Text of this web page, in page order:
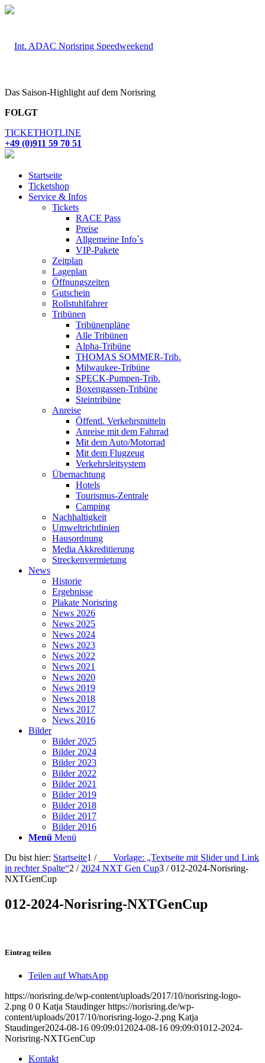
Das Saison-Highlight auf dem Norisring
FOLGT
TICKETHOTLINE
+49 (0)911 59 70 51
Startseite
Ticketshop
Service & Infos
Tickets
RACE Pass
Preise
Allgemeine Info´s
VIP-Pakete
Zeitplan
Lageplan
Öffnungszeiten
Gutschein
Rollstuhlfahrer
Tribünen
Tribünenpläne
Alle Tribünen
Alpha-Tribüne
THOMAS SOMMER-Trib.
Milwaukee-Tribüne
SPECK-Pumpen-Trib.
Boxengassen-Tribüne
Steintribüne
Anreise
Öffentl. Verkehrsmitteln
Anreise mit dem Fahrrad
Mit dem Auto/Motorrad
Mit dem Flugzeug
Verkehrsleitsystem
Übernachtung
Hotels
Tourismus-Zentrale
Camping
Nachhaltigkeit
Umweltrichtlinien
Hausordnung
Media Akkreditierung
Streckenvermietung
News
Historie
Ergebnisse
Plakate Norisring
News 2026
News 2025
News 2024
News 2023
News 2022
News 2021
News 2020
News 2019
News 2018
News 2017
News 2016
Bilder
Bilder 2025
Bilder 2024
Bilder 2023
Bilder 2022
Bilder 2021
Bilder 2019
Bilder 2018
Bilder 2017
Bilder 2016
Menü Menü
Du bist hier: Startseite1 /
___Vorlage: „Textseite mit Slider und Link
in rechter Spalte“2 / 2024 NXT Gen Cup3 / 012-2024-Norisring-
NXTGenCup
012-2024-Norisring-NXTGenCup
Eintrag teilen
Teilen auf WhatsApp
https://norisring.de/wp-content/uploads/2017/10/norisring-logo-
2.png 0 0 Katja Staudinger https://norisring.de/wp-
content/uploads/2017/10/norisring-logo-2.png Katja
Staudinger2024-08-16 09:09:01 2024-08-16 09:09:01012-2024-
Norisring-NXTGenCup
Kontakt